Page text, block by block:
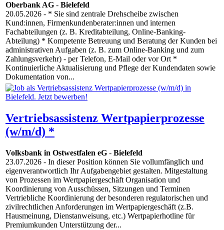
Oberbank AG - Bielefeld
20.05.2026 - * Sie sind zentrale Drehscheibe zwischen
Kund:innen, Firmenkundenberater:innen und internen
Fachabteilungen (z. B. Kreditabteilung, Online-Banking-
Abteilung) * Kompetente Betreuung und Beratung der Kunden bei
administrativen Aufgaben (z. B. zum Online-Banking und zum
Zahlungsverkehr) - per Telefon, E-Mail oder vor Ort *
Kontinuierliche Aktualisierung und Pflege der Kundendaten sowie
Dokumentation von...
Vertriebsassistenz Wertpapierprozesse
(w/m/d) *
Volksbank in Ostwestfalen eG - Bielefeld
23.07.2026 - In dieser Position können Sie vollumfänglich und
eigenverantwortlich Ihr Aufgabengebiet gestalten. Mitgestaltung
von Prozessen im Wertpapiergeschäft Organisation und
Koordinierung von Ausschüssen, Sitzungen und Terminen
Vertriebliche Koordinierung der besonderen regulatorischen und
zivilrechtlichen Anforderungen im Wertpapiergeschäft (z.B.
Hausmeinung, Dienstanweisung, etc.) Wertpapierhotline für
Premiumkunden Unterstützung der...